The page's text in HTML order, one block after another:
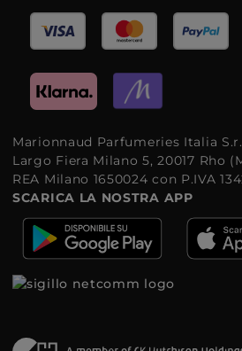
Marionnaud Parfumeries Italia
Largo Fiera Milano 5, 20017 Rho
REA Milano 1650024 con P.IVA
SCARICA LA NOSTRA APP